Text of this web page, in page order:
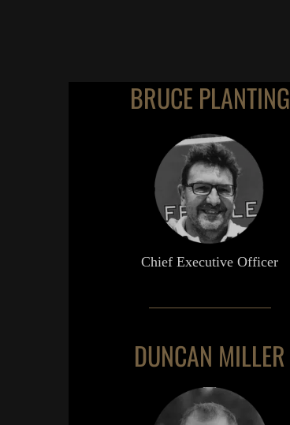
BRUCE PLANTING
Chief Executive Officer
DUNCAN MILLER